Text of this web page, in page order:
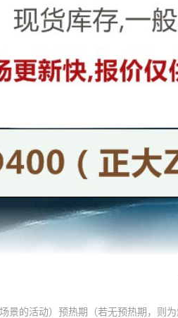
景的活动）预热期（若无预热期，